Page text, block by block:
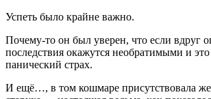
Успеть было крайне важно.
Почему-то он был уверен, что если вдруг
последствия окажутся необратимыми и
панический страх.
И ещё…, в том кошмаре присутствовала